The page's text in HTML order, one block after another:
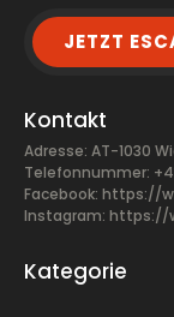
JETZT
Kontakt
Adresse: AT-1030
Telefonnummer:
Facebook: https://
Instagram: https://
Kategorie